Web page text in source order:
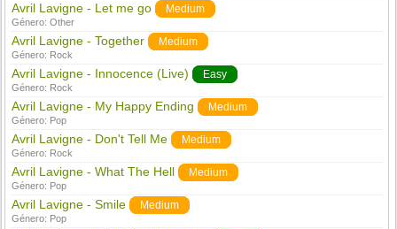
Avril Lavigne - Let me go Medium
Género:Other
Avril Lavigne - Together Medium
Género: Rock
Avril Lavigne - Innocence (Live) Easy
Género: Rock
Avril Lavigne - My Happy Ending Medium
Género: Pop
Avril Lavigne - Don't Tell Me Medium
Género: Rock
Avril Lavigne - What The Hell Medium
Género: Pop
Avril Lavigne - Smile Medium
Género: Pop